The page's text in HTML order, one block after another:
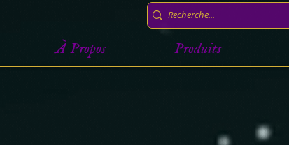
À Propos Produits